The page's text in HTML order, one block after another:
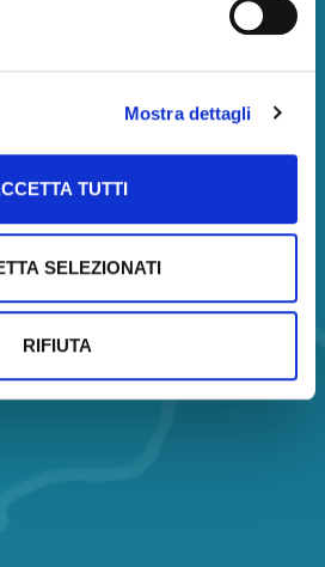
Mostra dettagli
TUTTI
SELEZIONATI
RIFIUTA